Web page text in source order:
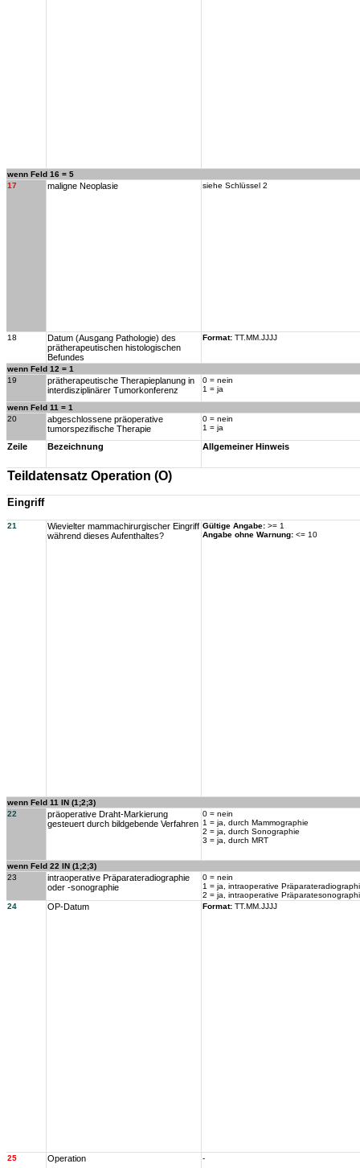
wenn Feld 16 = 5
17
maligne Neoplasie siehe Schlüssel 2
18
Datum (Ausgang Pathologie) des
prätherapeutischen histologischen
Befundes
Format: TT.MM.JJJJ
wenn Feld 12 = 1
19
prätherapeutische Therapieplanung in
interdisziplinärer Tumorkonferenz
0 = nein
1 = ja
wenn Feld 11 = 1
20
abgeschlossene präoperative
tumorspezifische Therapie
0 = nein
1 = ja
Zeile Bezeichnung Allgemeiner Hinweis
Teildatensatz Operation (O)
Eingriff
21
Wievielter mammachirurgischer Eingriff
während dieses Aufenthaltes?
Gültige Angabe: >= 1
Angabe ohne Warnung: <= 10
wenn Feld 11 IN (1;2;3)
22
präoperative Draht-Markierung
gesteuert durch bildgebende Verfahren
0 = nein
1 = ja, durch Mammographie
2 = ja, durch Sonographie
3 = ja, durch MRT
wenn Feld 22 IN (1;2;3)
23
intraoperative Präparateradiographie
oder -sonographie
0 = nein
1 = ja, intraoperative
2 = ja, intraoperative
24
OP-Datum Format: TT.MM.JJJJ
25 Operation -